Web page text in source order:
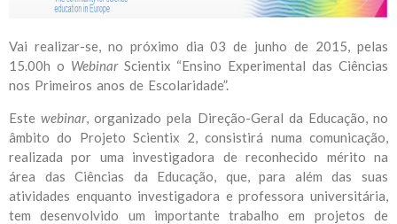
Vai realizar-se, no próximo dia 03 de junho de 2015, pelas
15.00h o WebinarScientix “Ensino Experimental das Ciências
nos Primeiros anos de Escolaridade”.
Estewebinar, organizado pela Direção-Geral da Educação, no
âmbito do Projeto Scientix 2, consistirá numa comunicação,
realizada por uma investigadora de reconhecido mérito na
área das Ciências da Educação, que, para além das suas
atividades enquanto investigadora e professora universitária,
tem desenvolvido um importante trabalho em projetos de